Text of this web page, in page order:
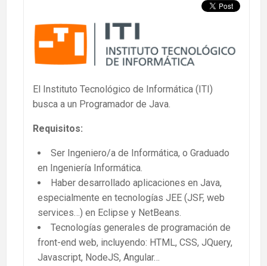
El Instituto Tecnológico de Informática (ITI)
busca a un Programador de Java.
Requisitos:
Ser Ingeniero/a de Informática, o Graduado
en Ingeniería Informática.
Haber desarrollado aplicaciones en Java,
especialmente en tecnologías JEE (JSF, web
services…) en Eclipse y NetBeans.
Tecnologías generales de programación de
front-end web, incluyendo: HTML, CSS, JQuery,
Javascript, NodeJS, Angular…